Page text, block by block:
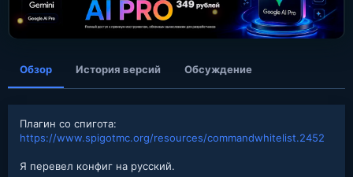
Обзор История версий Обсуждение
Плагин со спигота:
https://www.spigotmc.org/resources/commandwhitelist.2452
Я перевел конфиг на русский.